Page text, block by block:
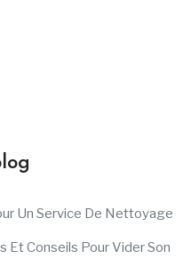
Un Service De Nettoyage
Et Conseils Pour Vider Son